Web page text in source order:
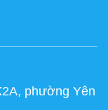
phường Yên